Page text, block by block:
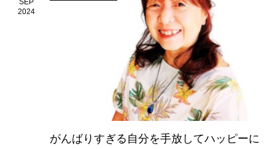
2024
がんばりすぎる自分を手放してハッピーに